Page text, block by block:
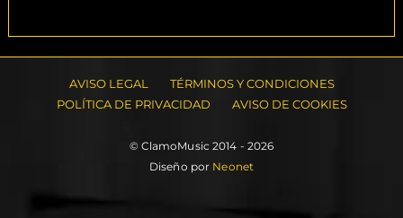
AVISO LEGAL
TÉRMINOS Y CONDICIONES
POLÍTICA DE PRIVACIDAD
AVISO DE COOKIES
© ClamoMusic 2014 - 2026
Diseño por Neonet